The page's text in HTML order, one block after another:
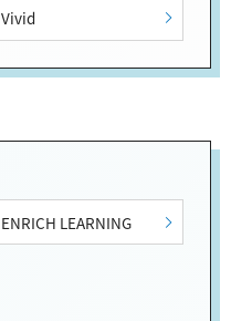
Vivid
ENRICH LEARNING